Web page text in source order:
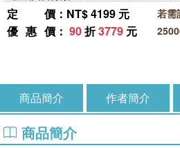
定價 ：NT$ 4199 元
優惠價 ： 90折3779 元
若需
商品簡介 作者簡介
商品簡介